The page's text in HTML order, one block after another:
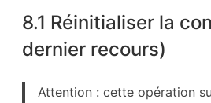
8.1 Réinitialiser la
dernier recours)
Attention : cette opération